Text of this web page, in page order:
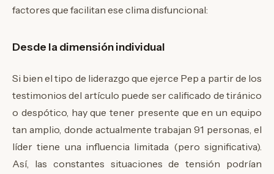
factores que facilitan ese clima disfuncional:
Desde la dimensión individual
Si bien el tipo de liderazgo que ejerce Pep a partir de los
testimonios del artículo puede ser calificado de tiránico
o despótico, hay que tener presente que en un equipo
tan amplio, donde actualmente trabajan 91 personas, el
líder tiene una influencia limitada (pero significativa).
Así, las constantes situaciones de tensión podrían